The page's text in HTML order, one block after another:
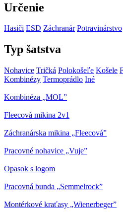
Určenie
Hasiči ESD Záchranár Potravinárstvo
Typ šatstva
Nohavice Tričká Polokošeľe Košele
Kombinézy Termoprádlo Iné
Kombinéza „MOL”
Fleecová mikina 2v1
Záchranárska mikina „Fleecová”
Pracovné nohavice „Vuje”
Opasok s logom
Pracovná bunda „Semmelrock”
Montérkové kraťasy „Wienerbeger”